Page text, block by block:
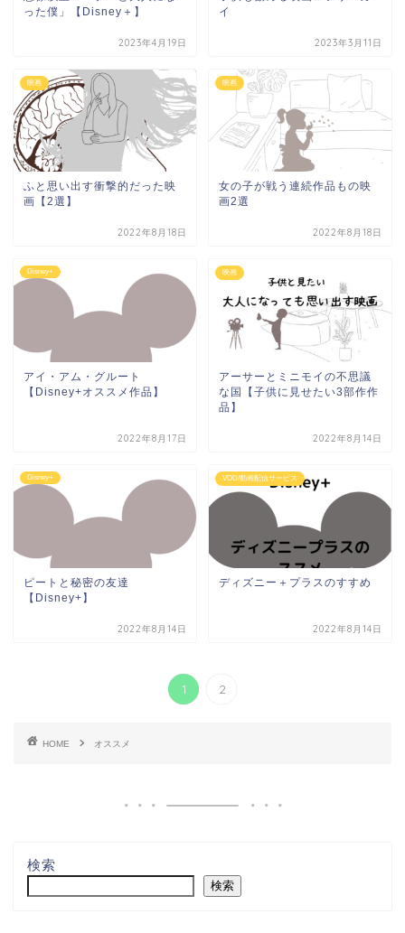
った僕」【Disney＋】
2023年4月19日
イ
2023年3月11日
映画
ふと思い出す衝撃的だった映
画【2選】
2022年8月18日
映画
女の子が戦う連続作品もの映
画2選
2022年8月18日
Disney+
アイ・アム・グルート
【Disney+オススメ作品】
2022年8月17日
映画
アーサーとミニモイの不思議
な国【子供に見せたい3部作作
品】
2022年8月14日
Disney+
ピートと秘密の友達
【Disney+】
2022年8月14日
VOD/動画配信サービス
ディズニー＋プラスのすすめ
2022年8月14日
1 2
HOME オススメ
検索
検索